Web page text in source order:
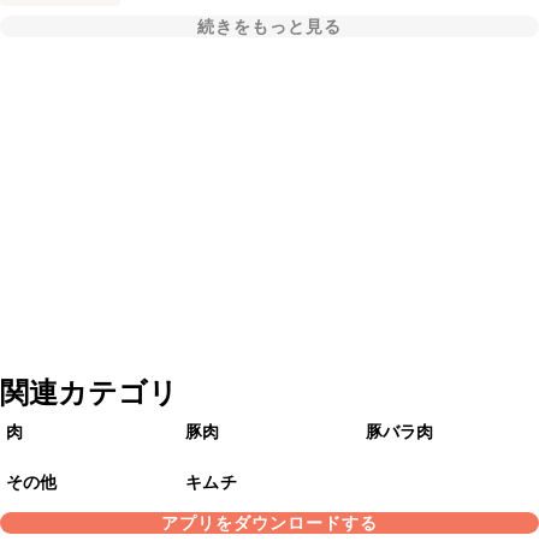
続きをもっと見る
関連カテゴリ
肉 豚肉 豚バラ肉
その他
キムチ
アプリをダウンロードする